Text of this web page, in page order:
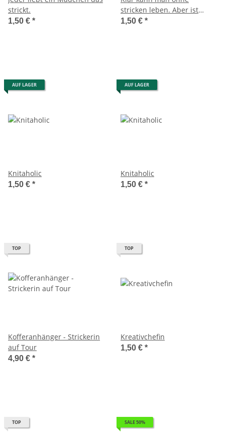
strickt.
1,50 € *
stricken leben. Aber ist
dann halt Kacke.
1,50 € *
AUF LAGER
Knitaholic
1,50 € *
AUF LAGER
Knitaholic
1,50 € *
TOP
Kofferanhänger - Strickerin
auf Tour
4,90 € *
TOP
Kreativchefin
1,50 € *
TOP SALE 50%